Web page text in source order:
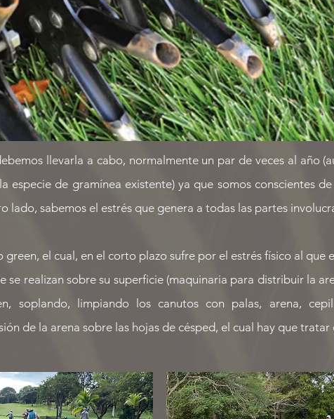
llevarla a cabo, normalmente un par de veces al año
especie de gramínea existente) ya que somos conscientes
lado, sabemos el estrés que genera a todas las partes
el cual, en el corto plazo sufre por el estrés físico al que
se realizan sobre su superficie (maquinaria para distribuir la
soplando, limpiando los canutos con palas, arena,
de la arena sobre las hojas de césped, el cual hay que tratar